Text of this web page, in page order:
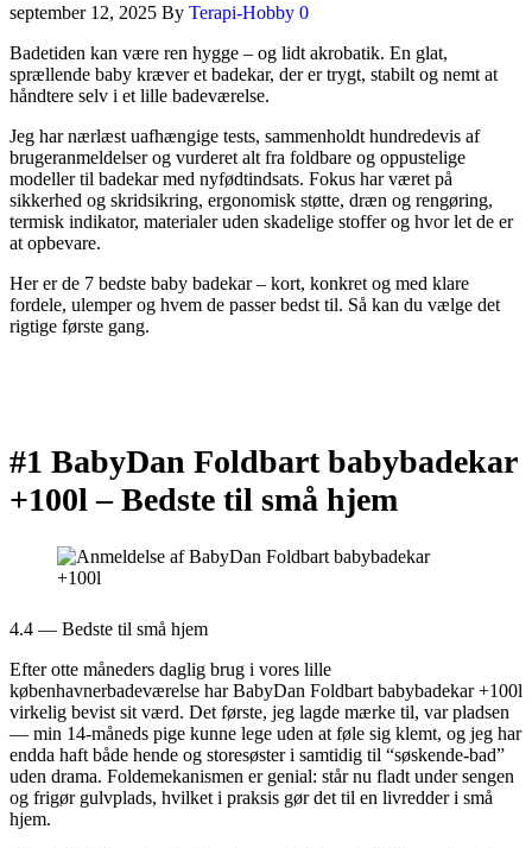
september 12, 2025 By Terapi-Hobby 0
Badetiden kan være ren hygge – og lidt akrobatik. En glat,
sprællende baby kræver et badekar, der er trygt, stabilt og nemt at
håndtere selv i et lille badeværelse.
Jeg har nærlæst uafhængige tests, sammenholdt hundredevis af
brugeranmeldelser og vurderet alt fra foldbare og oppustelige
modeller til badekar med nyfødtindsats. Fokus har været på
sikkerhed og skridsikring, ergonomisk støtte, dræn og rengøring,
termisk indikator, materialer uden skadelige stoffer og hvor let de er
at opbevare.
Her er de 7 bedste baby badekar – kort, konkret og med klare
fordele, ulemper og hvem de passer bedst til. Så kan du vælge det
rigtige første gang.
#1 BabyDan Foldbart babybadekar
+100l –Bedste til små hjem
4.4 — Bedste til små hjem
Efter otte måneders daglig brug i vores lille
københavnerbadeværelse har BabyDan Foldbart babybadekar +100l
virkelig bevist sit værd. Det første, jeg lagde mærke til, var pladsen
— min 14-måneds pige kunne lege uden at føle sig klemt, og jeg har
endda haft både hende og storesøster i samtidig til “søskende-bad”
uden drama. Foldemekanismen er genial: står nu fladt under sengen
og frigør gulvplads, hvilket i praksis gør det til en livredder i små
hjem.